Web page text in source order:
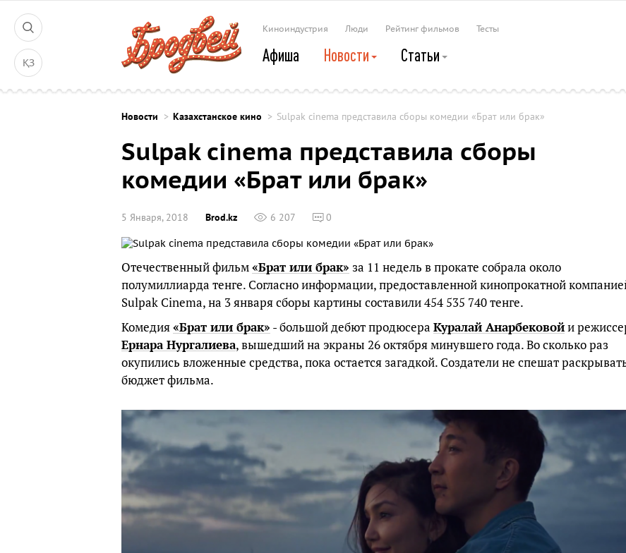
ҚЗ
Киноиндустрия Люди Рейтинг фильмов Тесты
Афиша Новости Статьи
Новости Казахстанское кино Sulpak cinema представила сборы комедии «Брат или брак»
Sulpak cinema представила сборы
комедии «Брат или брак»
5 Января, 2018 Brod.kz 6 207 0
Отечественный фильм«Брат или брак» за 11 недель в прокате собрала около
полумиллиарда тенге. Согласно информации, предоставленной кинопрокатной
Sulpak Cinema, на 3 января сборы картины составили 454 535 740 тенге.
Комедия«Брат или брак» - большой дебют продюсера Куралай Анарбековойи
Ернара Нургалиева, вышедший на экраны 26 октября минувшего года. Во сколько раз
окупились вложенные средства, пока остается загадкой. Создатели не спешат
бюджет фильма.